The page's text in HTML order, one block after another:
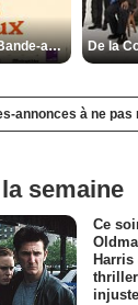
Les Matins merveilleux Bande-annonce VF
annonces à ne pas
semaine
Ce